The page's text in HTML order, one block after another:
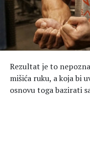
Rezultat je to
mišića ruku, a koja bi
osnovu toga bazirati